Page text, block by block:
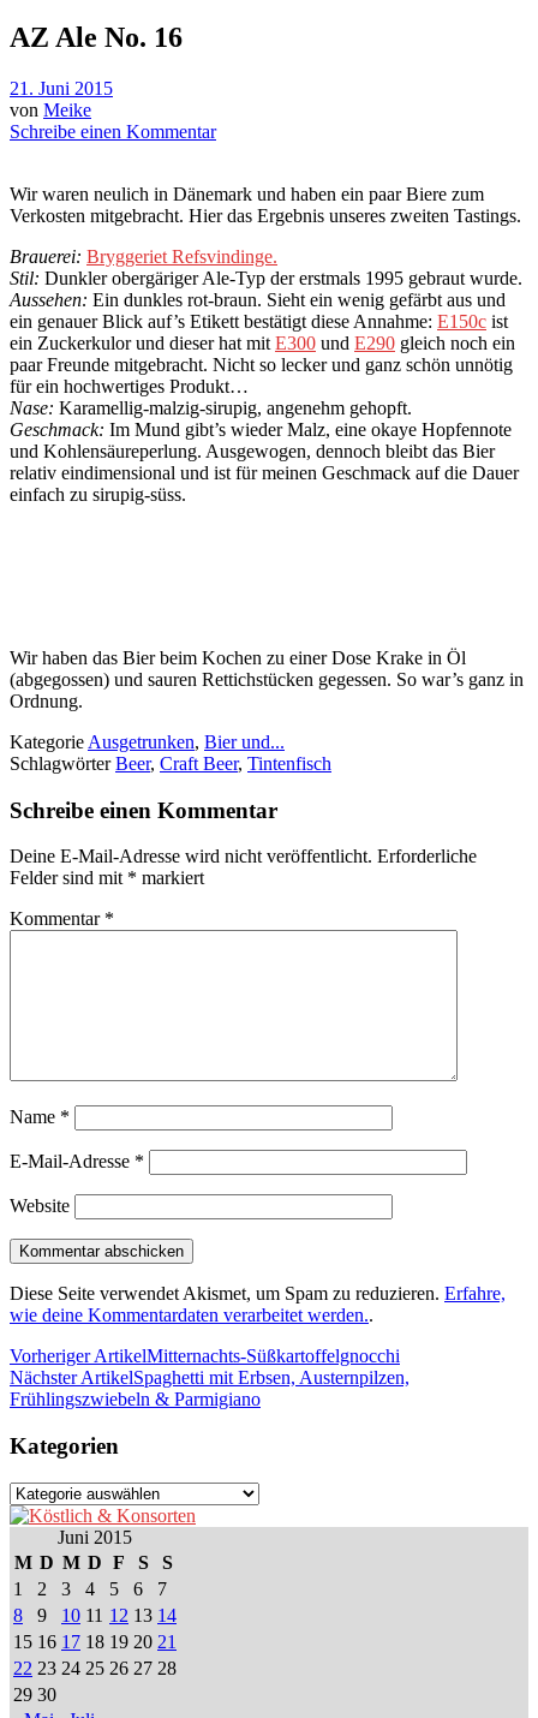
AZ Ale No. 16
21. Juni 2015
von Meike
Schreibe einen Kommentar
Wir waren neulich in Dänemark und haben ein paar Biere zum
Verkosten mitgebracht. Hier das Ergebnis unseres zweiten Tastings.
Brauerei: Bryggeriet Refsvindinge.
Stil: Dunkler obergäriger Ale-Typ der erstmals 1995 gebraut wurde.
Aussehen: Ein dunkles rot-braun. Sieht ein wenig gefärbt aus und
ein genauer Blick auf’s Etikett bestätigt diese Annahme: E150c ist
ein Zuckerkulor und dieser hat mit E300 und E290 gleich noch ein
paar Freunde mitgebracht. Nicht so lecker und ganz schön unnötig
für ein hochwertiges Produkt…
Nase: Karamellig-malzig-sirupig, angenehm gehopft.
Geschmack: Im Mund gibt’s wieder Malz, eine okaye Hopfennote
und Kohlensäureperlung. Ausgewogen, dennoch bleibt das Bier
relativ eindimensional und ist für meinen Geschmack auf die Dauer
einfach zu sirupig-süss.
Wir haben das Bier beim Kochen zu einer Dose Krake in Öl
(abgegossen) und sauren Rettichstücken gegessen. So war’s ganz in
Ordnung.
Kategorie Ausgetrunken, Bier und...
SchlagwörterBeer, Craft Beer, Tintenfisch
Schreibe einen Kommentar
Deine E-Mail-Adresse wird nicht veröffentlicht. Erforderliche
Felder sind mit * markiert
Kommentar *
Name *
E-Mail-Adresse *
Website
Diese Seite verwendet Akismet, um Spam zu reduzieren. Erfahre,
wie deine Kommentardaten verarbeitet werden..
Vorheriger ArtikelMitternachts-Süßkartoffelgnocchi
Nächster ArtikelSpaghetti mit Erbsen, Austernpilzen,
Frühlingszwiebeln & Parmigiano
Kategorien
Kategorien
Juni 2015
M D M D F S
S
1
2 3 4 5 6
7
8
9 10 11 12 13 14
15 16 17 18 19 20 21
22 23 24 25 26 27 28
29 30